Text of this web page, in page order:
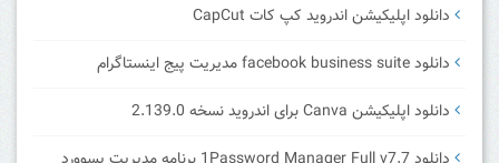
دانلود اپلیکیشن اندروید کپ کات CapCut
دانلود facebook business suite مدیریت پیج اینستاگرام
دانلود اپلیکیشن Canva برای اندروید نسخه 2.139.0